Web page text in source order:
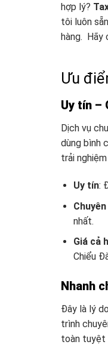
hợp lý?
tôi luôn
hàng. Hãy
Ưu
Uy tín –
Dịch vụ
dùng bình
trải
Uy tín:
nhất.
Giá cả
Chiểu
Nhanh
Đây là lý do
trình
toàn tuyệt